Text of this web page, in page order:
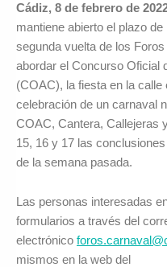
Cádiz, 8 de febrero de
mantiene abierto el plazo
segunda vuelta de los
abordar el Concurso Oficial
(COAC), la fiesta en la
celebración de un carnaval
COAC, Cantera, Callejeras
15, 16 y 17 las
de la semana pasada.
Las personas interesadas
formularios a través del
electrónico
mismos en la web del